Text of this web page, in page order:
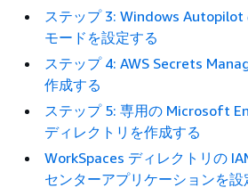
ステップ 3: Windows Autopilot
モードを設定する
ステップ 4: AWS Secrets
作成する
ステップ 5: 専用の Microsoft
ディレクトリを作成する
WorkSpaces ディレクトリの
センターアプリケーションを